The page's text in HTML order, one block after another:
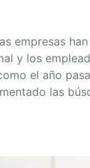
empresas
y los
el año
las